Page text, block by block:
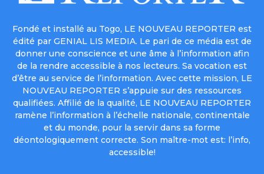
Fondé et installé au Togo, LE NOUVEAU REPORTER est
édité par GENIAL LIS MEDIA. Le pari de ce média est de
donner une conscience et une âme à l’information afin
de la rendre accessible à nos lecteurs. Sa vocation est
d’être au service de l’information. Avec cette mission, LE
NOUVEAU REPORTER s’appuie sur des ressources
qualifiées. Affilié de la qualité, LE NOUVEAU REPORTER
ramène l’information à l’échelle nationale, continentale
et du monde, pour la servir dans sa forme
déontologiquement correcte. Son maître-mot est: l’info,
accessible!